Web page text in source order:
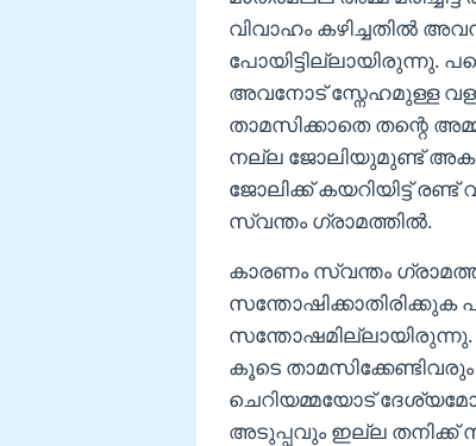
വിവാഹം കഴിച്ചതിൽ
പോയിട്ടില്ലായിരുന്നു.
അവനോട് സ്നേഹമുള്ള
താമസിക്കാതെ തന്റെ
നല്ല ജോലിയുമുണ്ട്
ജോലിക്ക് കയറിയിട്ട്
സ്വന്തം ഗ്രാമത്തിൽ.
കാരണം സ്വന്തം
സന്തോഷിക്കാതിരിക്കുക
കൂടെ
ചെറിയമ്മയോട്
അടുപ്പവും ഇല്ല തനിക്ക്